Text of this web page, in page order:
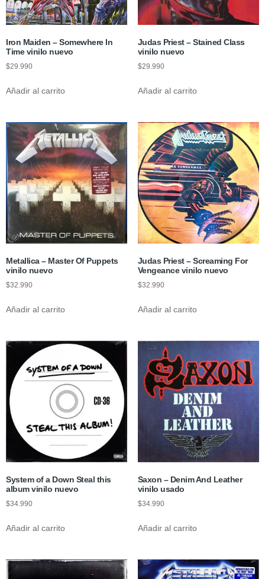
Iron Maiden ‎– Somewhere In
Time vinilo nuevo
$29.990
Añadir al carrito
Judas Priest ‎– Stained Class
vinilo nuevo
$29.990
Añadir al carrito
Metallica ‎– Master Of Puppets
vinilo nuevo
$32.990
Añadir al carrito
Judas Priest – Screaming For
Vengeance vinilo nuevo
$32.990
Añadir al carrito
System of a Down Steal this
album vinilo nuevo
$34.990
Añadir al carrito
Saxon – Denim And Leather
vinilo usado
$34.990
Añadir al carrito